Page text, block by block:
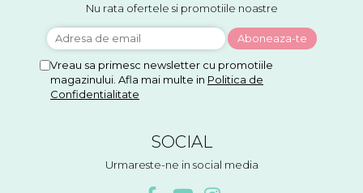
Nu rata ofertele si promotiile noastre
Vreau sa primesc newsletter cu promotiile
magazinului. Afla mai multe in Politica de
Confidentialitate
SOCIAL
Urmareste-ne in social media